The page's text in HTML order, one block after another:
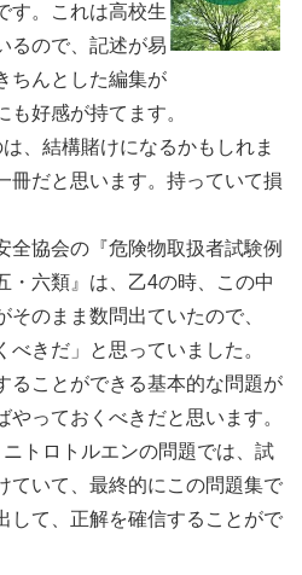
す。これは高校生
るので、記述が易
ちんとした編集が
好感が持てます。
、結構賭けになるかもしれま
冊だと思います。持っていて損
協会の『危険物取扱者試験例
六類』は、乙4の時、この中
のまま数問出ていたので、
べきだ」と思っていました。
ことができる基本的な問題が
っておくべきだと思います。
トロトルエンの問題では、試
ていて、最終的にこの問題集で
して、正解を確信することがで